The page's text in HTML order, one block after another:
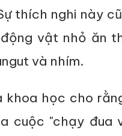
thích nghi này
vật nhỏ ăn
và nhím.
khoa học cho
cuộc "chạy đua